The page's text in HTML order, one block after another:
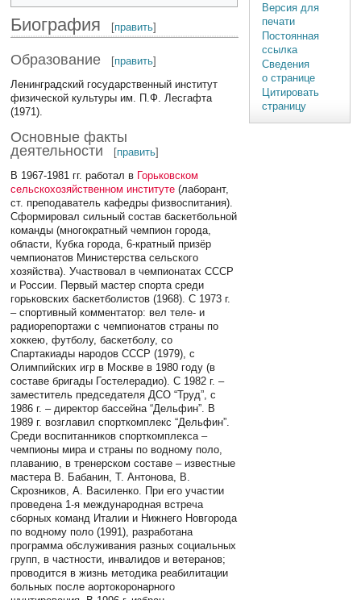
Биография [править]
Образование [править]
Ленинградский государственный институт
физической культуры им. П.Ф. Лесгафта
(1971).
Основные факты
деятельности
[править]
В 1967-1981 гг. работал в Горьковском
сельскохозяйственном институте (лаборант,
ст. преподаватель кафедры физвоспитания).
Сформировал сильный состав баскетбольной
команды (многократный чемпион города,
области, Кубка города, 6-кратный призёр
чемпионатов Министерства сельского
хозяйства). Участвовал в чемпионатах СССР
и России. Первый мастер спорта среди
горьковских баскетболистов (1968). С 1973 г.
– спортивный комментатор: вел теле- и
радиорепортажи с чемпионатов страны по
хоккею, футболу, баскетболу, со
Спартакиады народов СССР (1979), с
Олимпийских игр в Москве в 1980 году (в
составе бригады Гостелерадио). С 1982 г. –
заместитель председателя ДСО “Труд”, с
1986 г. – директор бассейна “Дельфин”. В
1989 г. возглавил спорткомплекс “Дельфин”.
Среди воспитанников спорткомплекса –
чемпионы мира и страны по водному поло,
плаванию, в тренерском составе – известные
мастера В. Бабанин, Т. Антонова, В.
Скрозников, А. Василенко. При его участии
проведена 1-я международная встреча
сборных команд Италии и Нижнего Новгорода
по водному поло (1991), разработана
программа обслуживания разных социальных
групп, в частности, инвалидов и ветеранов;
проводится в жизнь методика реабилитации
больных после аортокоронарного
Версия для
печати
Постоянная
ссылка
Сведения
о странице
Цитировать
страницу